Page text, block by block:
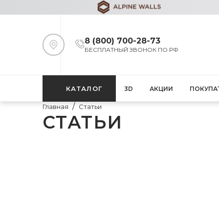
8 (800) 700-28-73
БЕСПЛАТНЫЙ ЗВОНОК ПО РФ
КАТАЛОГ 3D АКЦИИ
Главная Статьи
СТАТЬИ